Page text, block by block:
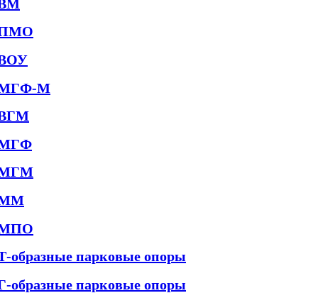
М
образные парковые опоры
образные парковые опоры